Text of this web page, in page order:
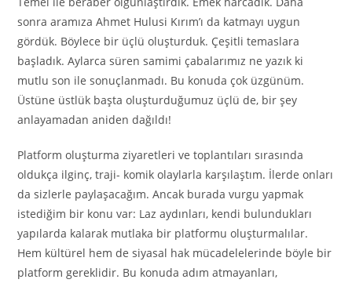
sonra aramıza Ahmet Hulusi Kırım’ı da katmayı uygun
gördük. Böylece bir üçlü oluşturduk. Çeşitli temaslara
başladık. Aylarca süren samimi çabalarımız ne yazık ki
mutlu son ile sonuçlanmadı. Bu konuda çok üzgünüm.
Üstüne üstlük başta oluşturduğumuz üçlü de, bir şey
anlayamadan aniden dağıldı!
Platform oluşturma ziyaretleri ve toplantıları sırasında
oldukça ilginç, traji- komik olaylarla karşılaştım. İlerde onları
da sizlerle paylaşacağım. Ancak burada vurgu yapmak
istediğim bir konu var: Laz aydınları, kendi bulundukları
yapılarda kalarak mutlaka bir platformu oluşturmalılar.
Hem kültürel hem de siyasal hak mücadelelerinde böyle bir
platform gereklidir. Bu konuda adım atmayanları,